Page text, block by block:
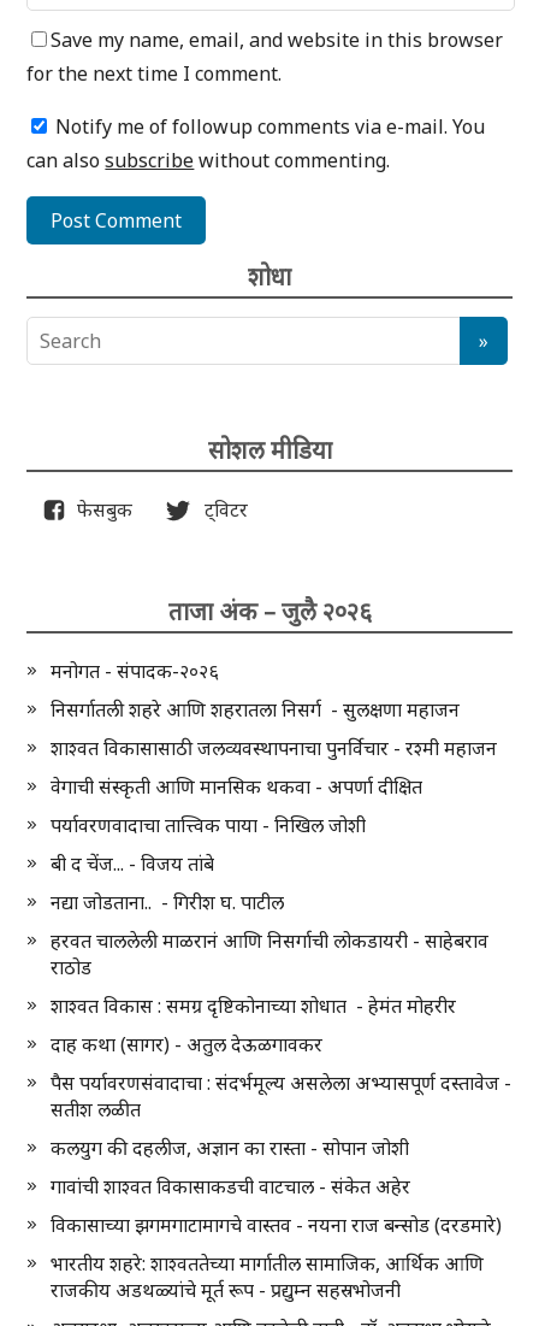
Save my name, email, and website in this browser
for the next time I comment.
Notify me of followup comments via e-mail. You
can alsosubscribewithout commenting.
शोधा
सोशल मीडिया
फेसबुक ट्विटर
ताजा अंक – जुलै २०२६
मनोगत - संपादक-२०२६
निसर्गातली शहरे आणि शहरातला निसर्ग - सुलक्षणा महाजन
शाश्वत विकासासाठी जलव्यवस्थापनाचा पुनर्विचार - रश्मी महाजन
वेगाची संस्कृती आणि मानसिक थकवा - अपर्णा दीक्षित
पर्यावरणवादाचा तात्त्विक पाया - निखिल जोशी
बी द चेंज... - विजय तांबे
नद्या जोडताना.. - गिरीश घ. पाटील
हरवत चाललेली माळरानं आणि निसर्गाची लोकडायरी - साहेबराव
राठोड
शाश्वत विकास : समग्र दृष्टिकोनाच्या शोधात - हेमंत मोहरीर
दाह कथा (सागर) - अतुल देऊळगावकर
पैस पर्यावरणसंवादाचा : संदर्भमूल्य असलेला अभ्यासपूर्ण दस्तावेज -
सतीश लळीत
कलयुग की दहलीज, अज्ञान का रास्ता - सोपान जोशी
गावांची शाश्वत विकासाकडची वाटचाल - संकेत अहेर
विकासाच्या झगमगाटामागचे वास्तव - नयना राज बन्सोड (दरडमारे)
भारतीय शहरे: शाश्वततेच्या मार्गातील सामाजिक, आर्थिक आणि
राजकीय अडथळ्यांचे मूर्त रूप - प्रद्युम्न सहस्रभोजनी